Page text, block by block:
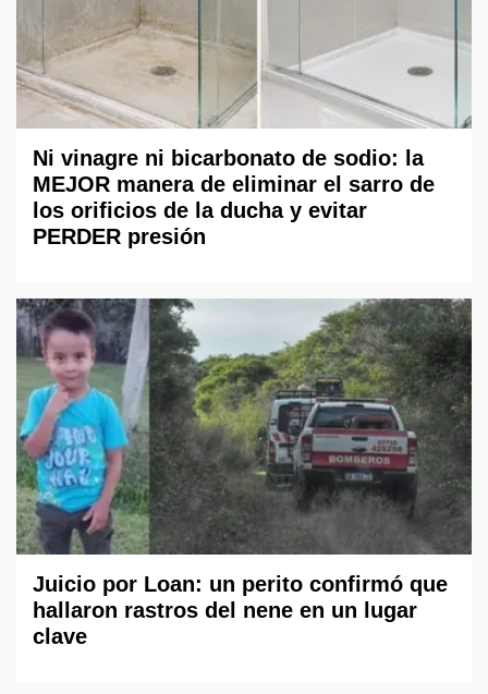
Ni vinagre ni bicarbonato de sodio: la
MEJOR manera de eliminar el sarro de
los orificios de la ducha y evitar
PERDER presión
Juicio por Loan: un perito confirmó que
hallaron rastros del nene en un lugar
clave